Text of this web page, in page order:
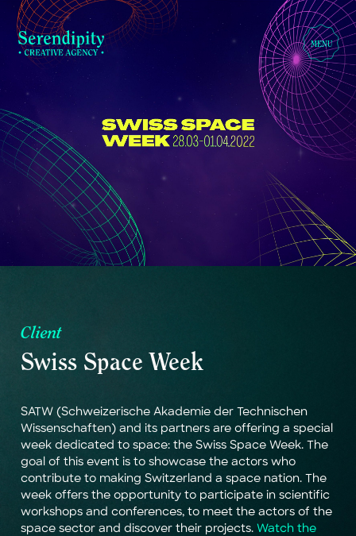
MENU
Client
Swiss Space Week
SAT W (Schweizerische Akademie der echnischen
Wissenschaften) and its partners are offering a specia
week ded icated to space: the Swiss Space Week. he
goa of this event is to showcase the actors who
contribute to ma king Switzerl and a space nation. he
week offers the opportunity to participate in scientific
workshops and conferences, to meet the actors of the
space sector and d iscover their projects. Watch the